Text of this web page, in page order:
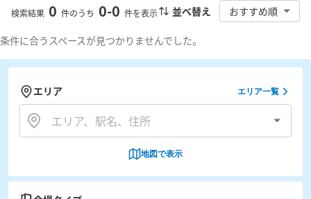
検索結果 0 件のうち 0-0 件を表示 並べ替え おすすめ順
条件に合うスペースが見つかりませんでした。
エリア エリア一覧
地図で表示